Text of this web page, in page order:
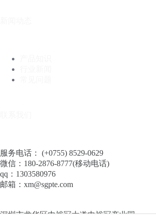
服务电话： (+0755) 8529-0629
微信：180-2876-8777(移动电话)
qq：1303580976
邮箱：xm@sgpte.com